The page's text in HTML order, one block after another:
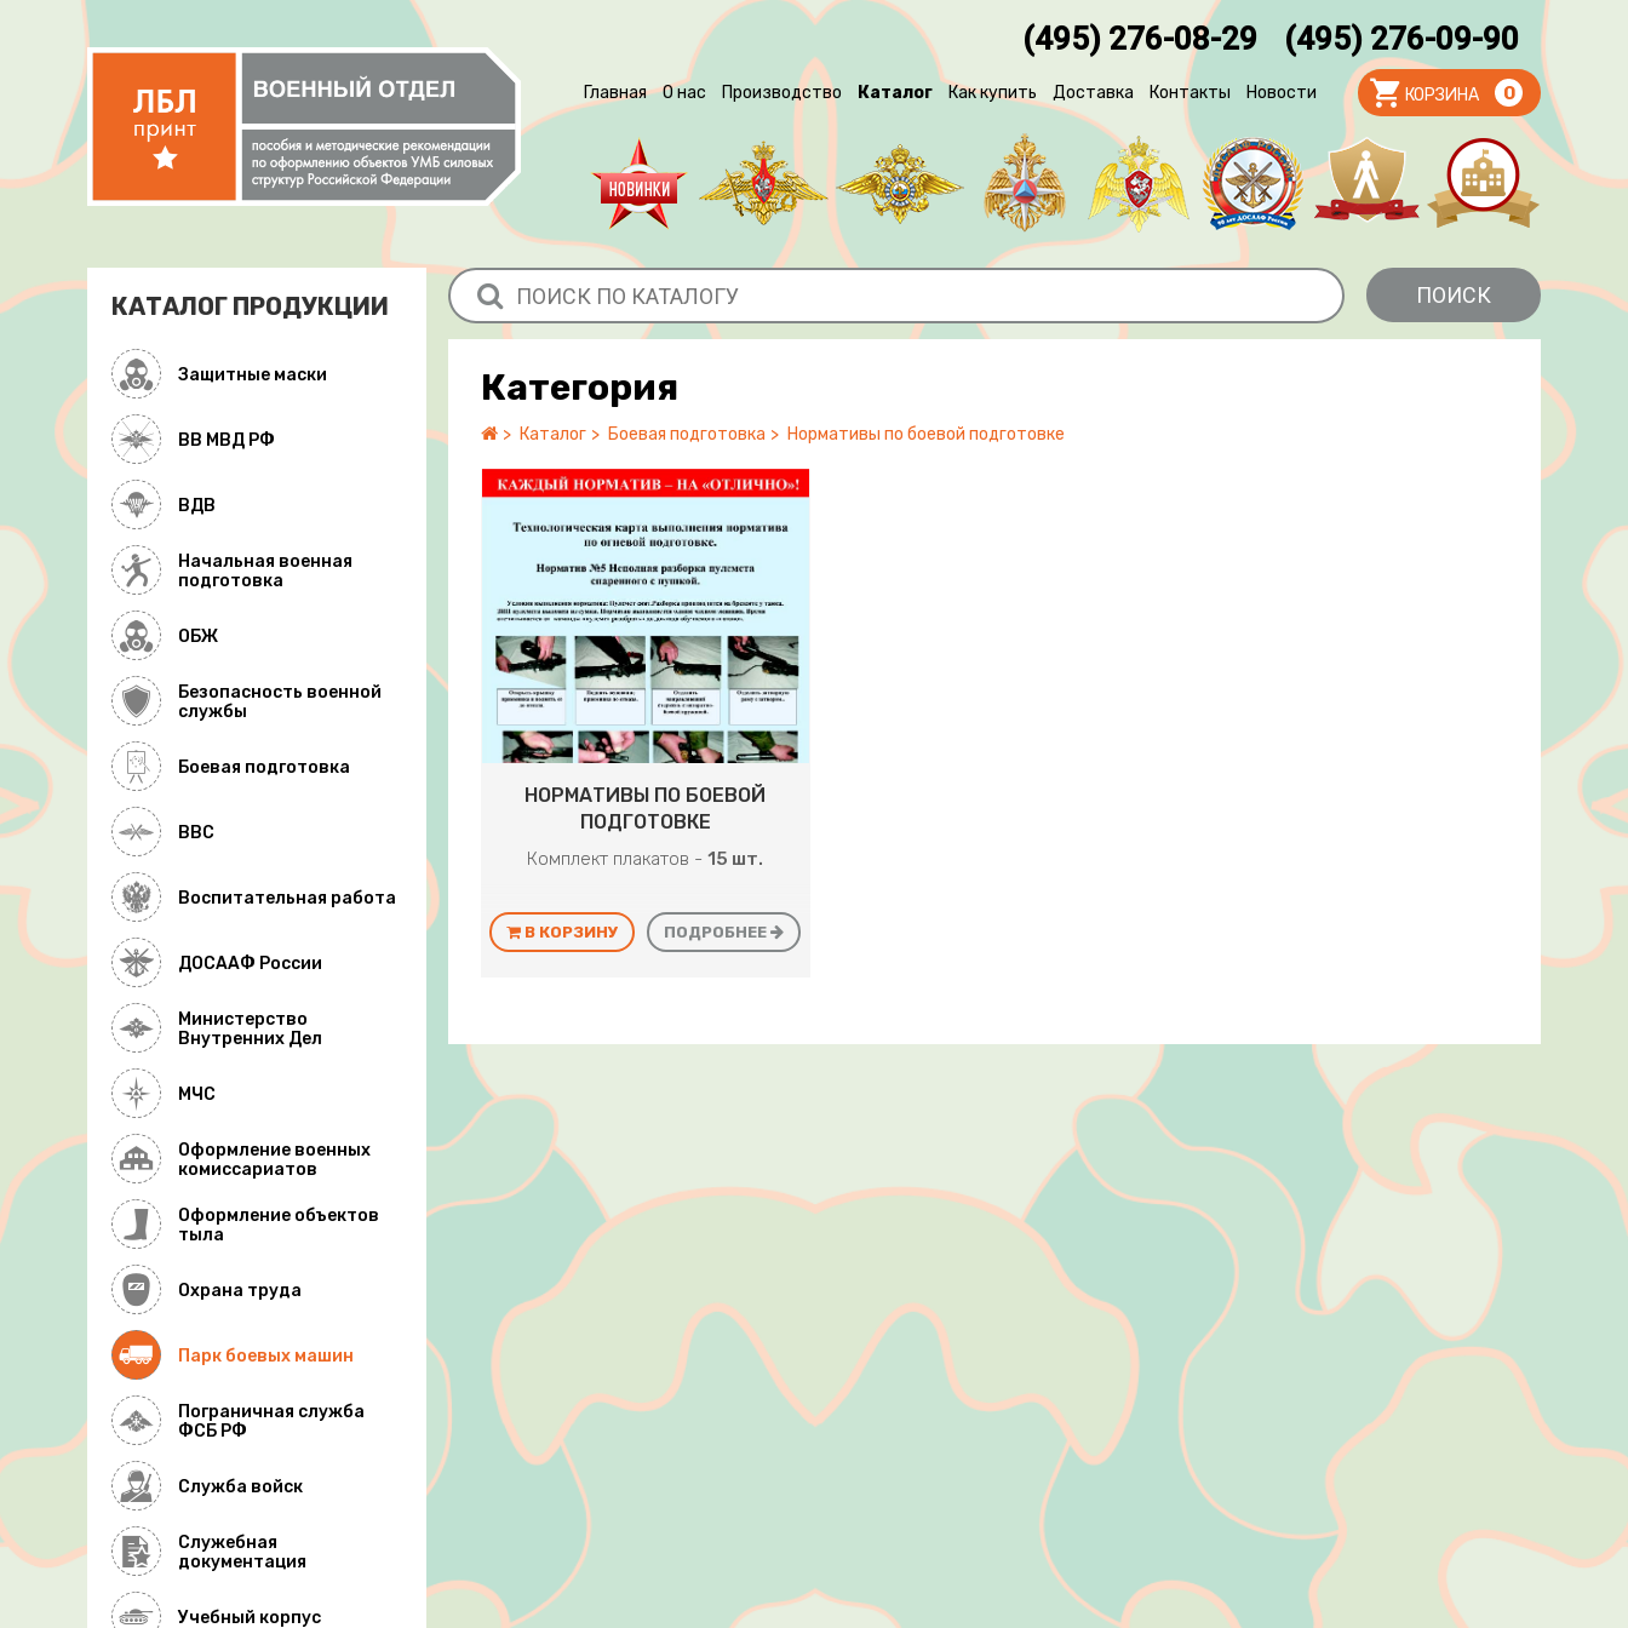
(495) 276-08-29 (495) 276-09-90
КОРЗИНА 0
Главная О нас Производство Каталог Как купить Доставка Контакты Новости
Категория
Каталог Боевая подготовка Нормативы по боевой подготовке
НОРМАТИВЫ ПО БОЕВОЙ
ПОДГОТОВКЕ
Комплект плакатов -15 шт.
В КОРЗИНУ ПОДРОБНЕЕ
КАТАЛОГ ПРОДУКЦИИ
Защитные маски
ВВ МВД РФ
ВДВ
Начальная военная
подготовка
ОБЖ
Безопасность военной
службы
Боевая подготовка
ВВС
Воспитательная работа
ДОСААФ России
Министерство
Внутренних Дел
МЧС
Оформление военных
комиссариатов
Оформление объектов
тыла
Охрана труда
Парк боевых машин
Пограничная служба
ФСБ РФ
Служба войск
Служебная
документация
Учебный корпус